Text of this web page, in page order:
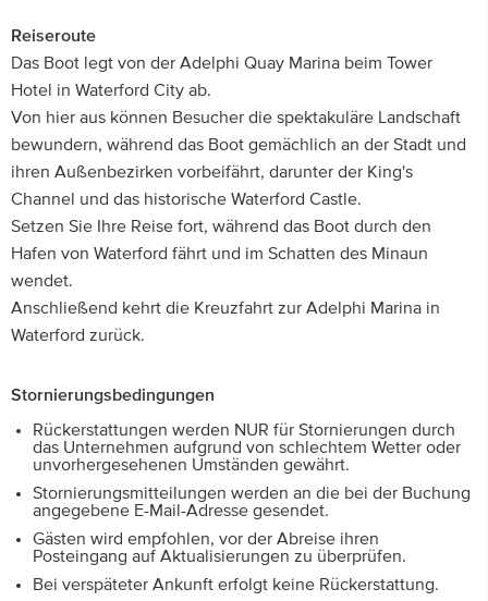
Reiseroute
Das Boot legt von der Adelphi Quay Marina beim Tower
Hotel in Waterford City ab.
Von hier aus können Besucher die spektakuläre Landschaft
bewundern, während das Boot gemächlich an der Stadt und
ihren Außenbezirken vorbeifährt, darunter der King's
Channel und das historische Waterford Castle.
Setzen Sie Ihre Reise fort, während das Boot durch den
Hafen von Waterford fährt und im Schatten des Minaun
wendet.
Anschließend kehrt die Kreuzfahrt zur Adelphi Marina in
Waterford zurück.
Stornierungsbedingungen
Rückerstattungen werden NUR für Stornierungen durch
das Unternehmen aufgrund von schlechtem Wetter oder
unvorhergesehenen Umständen gewährt.
Stornierungsmitteilungen werden an die bei der Buchung
angegebene E-Mail-Adresse gesendet.
Gästen wird empfohlen, vor der Abreise ihren
Posteingang auf Aktualisierungen zu überprüfen.
Bei verspäteter Ankunft erfolgt keine Rückerstattung.